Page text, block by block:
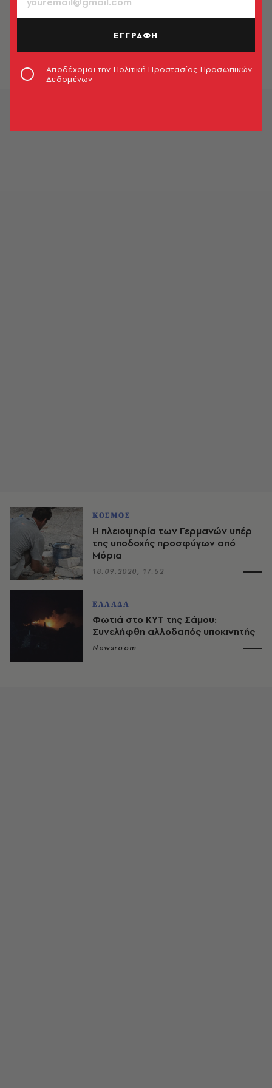
ΕΛΛΑΔΑ
Προφυλακίστηκαν οι έξι Αφγανοί
για τον εμπρησμό στη Μόρια
Newsroom
ΚΟΣΜΟΣ
Η πλειοψηφία των Γερμανών υπέρ
της υποδοχής προσφύγων από
Μόρια
18.09.2020, 17:52
ΕΛΛΑΔΑ
Φωτιά στο ΚΥΤ της Σάμου:
Συνελήφθη αλλοδαπός υποκινητής
Newsroom
ΕΓΓΡΑΦΗ
Αποδέχομαι την Πολιτική Προστασίας Προσωπικών
Δεδομένων